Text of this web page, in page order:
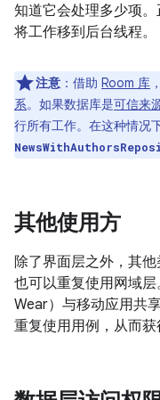
知道它会处理多少项
将工作移到后台线程。
注意 ：借助 Room 库
系。如果数据库是可信来
行所有工作。在这种情况
其他使用方
除了界面层之外，其
也可以重复使用网域
Wear）与移动应用共
重复使用用例，从而获